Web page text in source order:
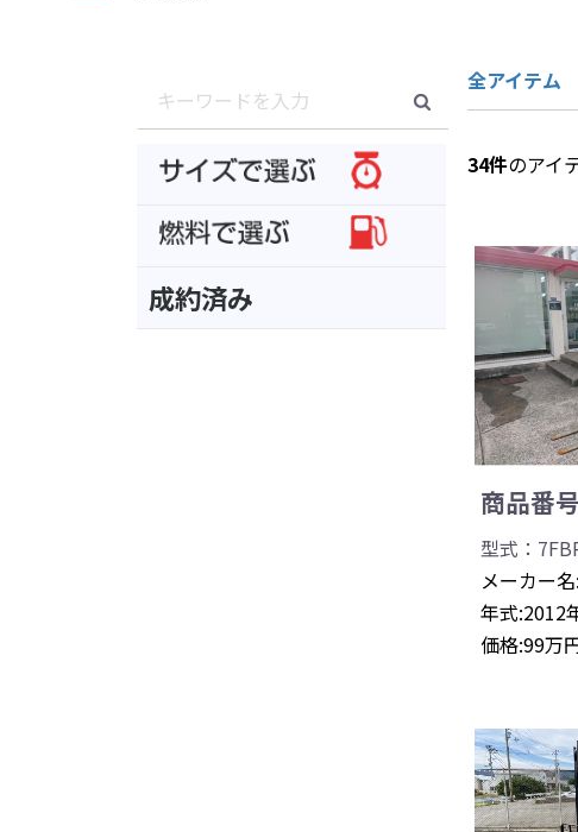
成約済み
全アイテム
34件のアイ
商品番
型式：
メーカー
年式:2012
価格:99万